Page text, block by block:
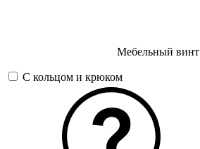
Мебельный винт
С кольцом и крюком